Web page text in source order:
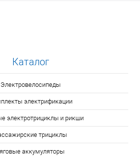
Каталог
Электровелосипеды
электрификации
электротрициклы и рикши
трициклы
аккумуляторы